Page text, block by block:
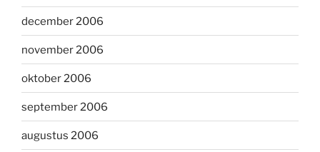
december 2006
november 2006
oktober 2006
september 2006
augustus 2006